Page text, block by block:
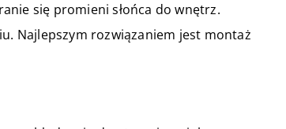
się promieni słońca do wnętrz.
Najlepszym rozwiązaniem jest montaż